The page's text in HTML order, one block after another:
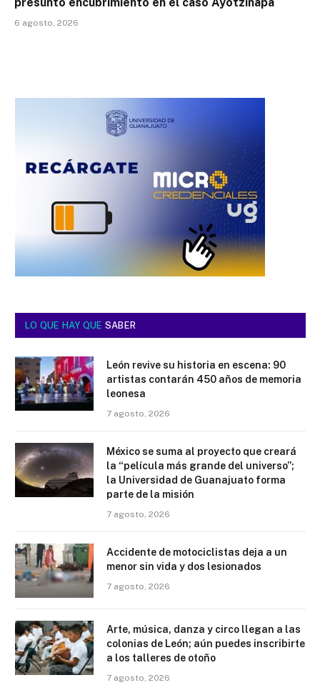
6 agosto, 2026
LO QUE HAY QUE SABER
León revive su historia en escena: 90
artistas contarán 450 años de memoria
leonesa
7 agosto, 2026
México se suma al proyecto que creará
la “película más grande del universo”;
la Universidad de Guanajuato forma
parte de la misión
7 agosto, 2026
Accidente de motociclistas deja a un
menor sin vida y dos lesionados
7 agosto, 2026
Arte, música, danza y circo llegan a las
colonias de León; aún puedes inscribirte
a los talleres de otoño
7 agosto, 2026